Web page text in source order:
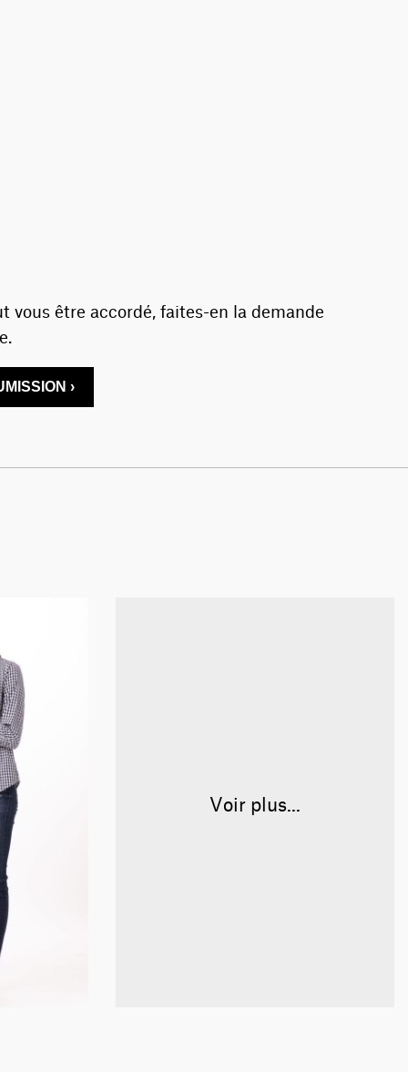
vous être accordé, faites-en la demande
›
Voir plus...